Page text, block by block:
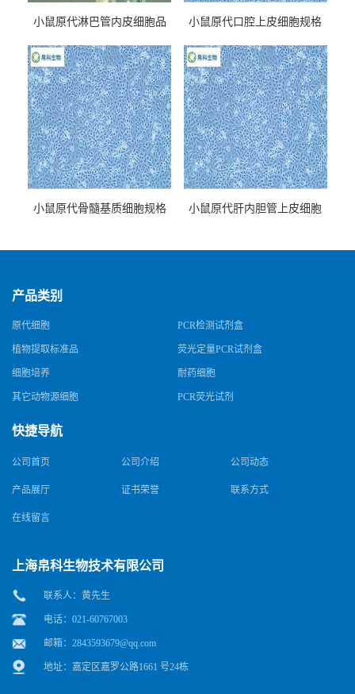
小鼠原代淋巴管内皮细胞品
小鼠原代口腔上皮细胞规格
小鼠原代骨髓基质细胞规格
小鼠原代肝内胆管上皮细胞
产品类别
原代细胞 PCR检测试剂盒
植物提取标准品 荧光定量PCR试剂盒
细胞培养 耐药细胞
其它动物源细胞 PCR荧光试剂
快捷导航
公司首页 公司介绍 公司动态
产品展厅 证书荣誉 联系方式
在线留言
上海帛科生物技术有限公司
联系人：黄先生
电话：021-60767003
邮箱： 2843593679@qq.com
地址：嘉定区嘉罗公路1661 号24栋